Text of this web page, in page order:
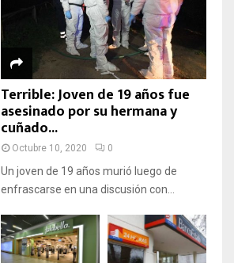
Terrible: Joven de 19 años fue
asesinado por su hermana y
cuñado...
Octubre 10, 2020 0
Un joven de 19 años murió luego de
enfrascarse en una discusión con...